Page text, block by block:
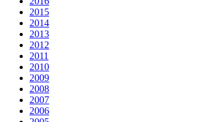
2015
2014
2013
2012
2011
2010
2009
2008
2007
2006